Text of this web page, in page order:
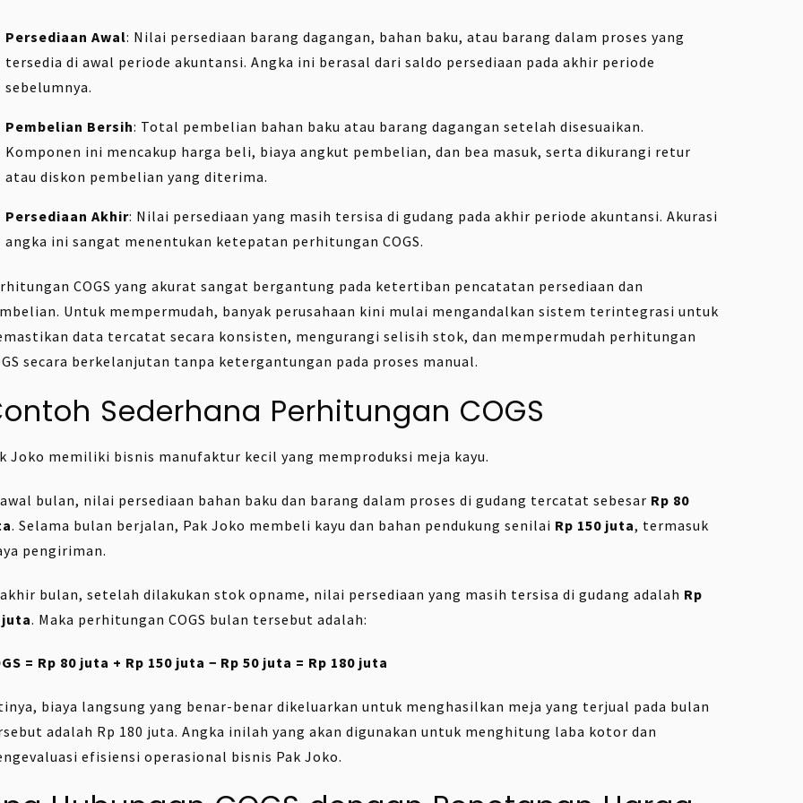
Persediaan Awal: Nilai persediaan barang dagangan, bahan baku, atau barang dalam proses yang
tersedia di awal periode akuntansi. Angka ini berasal dari saldo persediaan pada akhir periode
sebelumnya.
Pembelian Bersih: Total pembelian bahan baku atau barang dagangan setelah disesuaikan.
Komponen ini mencakup harga beli, biaya angkut pembelian, dan bea masuk, serta dikurangi retur
atau diskon pembelian yang diterima.
Persediaan Akhir: Nilai persediaan yang masih tersisa di gudang pada akhir periode akuntansi. Akurasi
angka ini sangat menentukan ketepatan perhitungan COGS.
COGS yang akurat sangat bergantung pada ketertiban pencatatan persediaan dan
Untuk mempermudah, banyak perusahaan kini mulai mengandalkan sistem terintegrasi untuk
data tercatat secara konsisten, mengurangi selisih stok, dan mempermudah perhitungan
secara berkelanjutan tanpa ketergantungan pada proses manual.
Sederhana Perhitungan COGS
Joko memiliki bisnis manufaktur kecil yang memproduksi meja kayu.
bulan, nilai persediaan bahan baku dan barang dalam proses di gudang tercatat sebesar Rp 80
. Selama bulan berjalan, Pak Joko membeli kayu dan bahan pendukung senilai Rp 150 juta, termasuk
pengiriman.
bulan, setelah dilakukan stok opname, nilai persediaan yang masih tersisa di gudang adalah Rp
juta. Maka perhitungan COGS bulan tersebut adalah:
= Rp 80 juta + Rp 150 juta − Rp 50 juta = Rp 180 juta
biaya langsung yang benar-benar dikeluarkan untuk menghasilkan meja yang terjual pada bulan
adalah Rp 180 juta. Angka inilah yang akan digunakan untuk menghitung laba kotor dan
efisiensi operasional bisnis Pak Joko.